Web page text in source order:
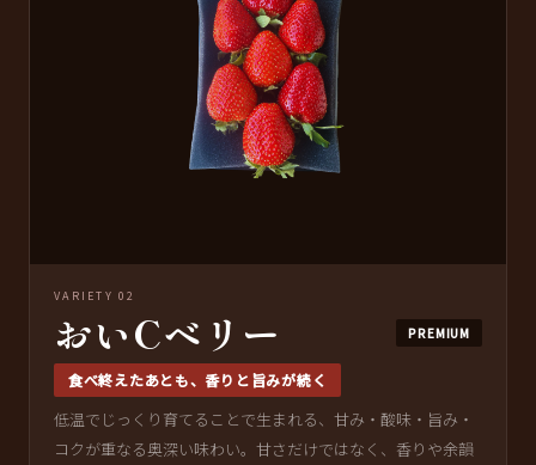
VARIETY 02
おいCベリー PREMIUM
食べ終えたあとも、香りと旨みが続く
低温でじっくり育てることで生まれる、甘み・酸味・旨み・
コクが重なる奥深い味わい。甘さだけではなく、香りや余韻